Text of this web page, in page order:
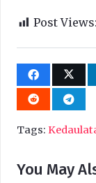
Post Views:
Tags:
You May